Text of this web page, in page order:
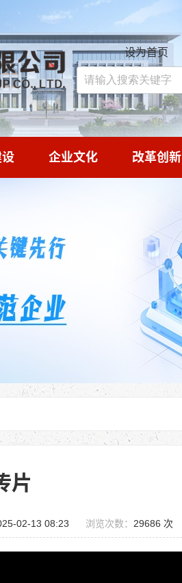
设为首页
企业文化 改革创新
片
02-13 08:23 浏览次数： 29686 次